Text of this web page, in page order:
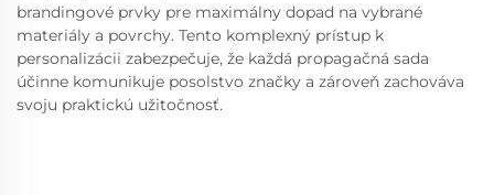
brandingové prvky pre maximálny dopad na vybrané
materiály a povrchy. Tento komplexný prístup k
personalizácii zabezpečuje, že každá propagačná sada
účinne komunikuje posolstvo značky a zároveň zachováva
svoju praktickú užitočnosť.